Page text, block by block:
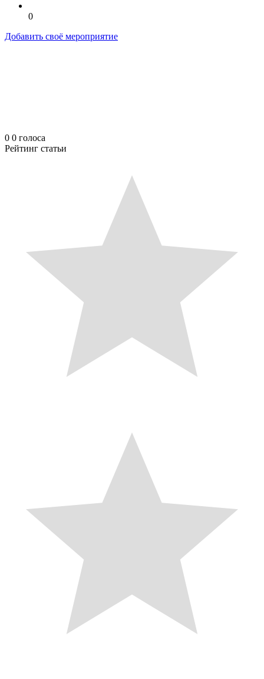
0
Добавить своё мероприятие
0 0 голоса
Рейтинг статьи